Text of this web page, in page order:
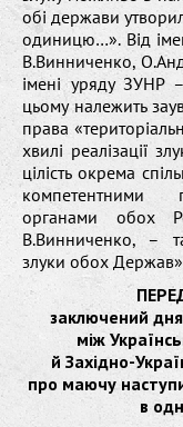
обі держави
одиницю…». Від
В.Винниченко,
імені уряду ЗУНР
цьому належить
права
хвилі реалізації
цілість окрема
компетентними
органами обох
В.Винниченко, –
злуки обох
заключений
між
й Західно-
про маючу
в